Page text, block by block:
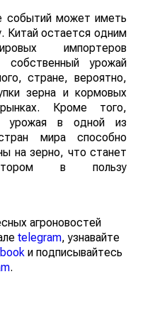
событий может иметь
Китай остается одним
импортеров
собственный урожай
стране, вероятно,
зерна и кормовых
Кроме того,
урожая в одной из
мира способно
на зерно, что станет
в пользу
агроновостей
telegram, узнавайте
и подписывайтесь
.